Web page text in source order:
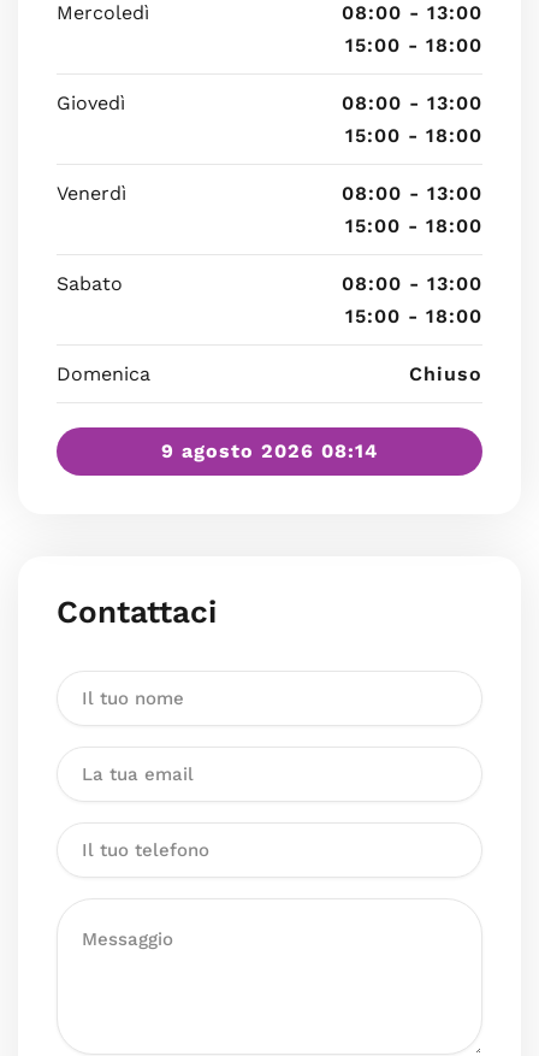
Mercoledì
08:00 - 13:00
15:00 - 18:00
Giovedì
08:00 - 13:00
15:00 - 18:00
Venerdì
08:00 - 13:00
15:00 - 18:00
Sabato
08:00 - 13:00
15:00 - 18:00
Domenica Chiuso
9 agosto 2026 08:14
Contattaci